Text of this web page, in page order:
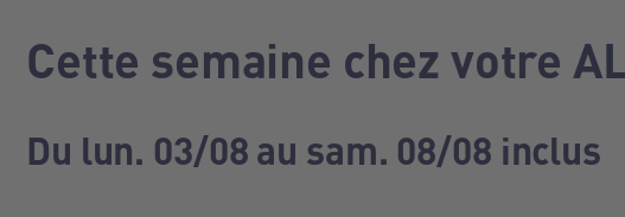
Cette semaine chez votre
Du lun. 03/08 au sam. 08/08 inclus